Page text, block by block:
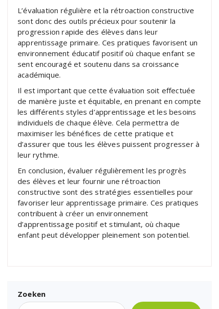
L’évaluation régulière et la rétroaction constructive
sont donc des outils précieux pour soutenir la
progression rapide des élèves dans leur
apprentissage primaire. Ces pratiques favorisent un
environnement éducatif positif où chaque enfant se
sent encouragé et soutenu dans sa croissance
académique.
Il est important que cette évaluation soit effectuée
de manière juste et équitable, en prenant en compte
les différents styles d’apprentissage et les besoins
individuels de chaque élève. Cela permettra de
maximiser les bénéfices de cette pratique et
d’assurer que tous les élèves puissent progresser à
leur rythme.
En conclusion, évaluer régulièrement les progrès
des élèves et leur fournir une rétroaction
constructive sont des stratégies essentielles pour
favoriser leur apprentissage primaire. Ces pratiques
contribuent à créer un environnement
d’apprentissage positif et stimulant, où chaque
enfant peut développer pleinement son potentiel.
Zoeken